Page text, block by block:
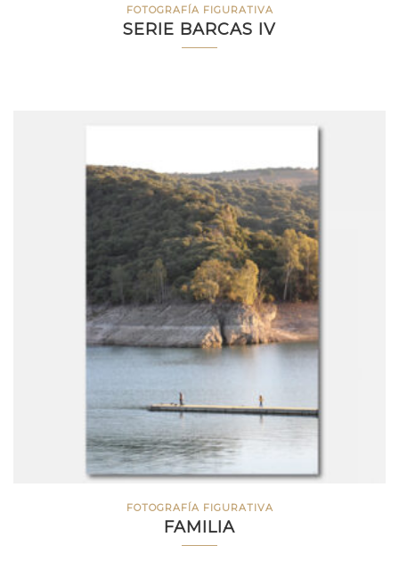
FOTOGRAFÍA FIGURATIVA
SERIE BARCAS IV
FOTOGRAFÍA FIGURATIVA
FAMILIA